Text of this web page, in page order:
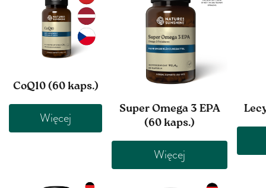
CoQ10 (60 kaps.)
Więcej
Super Omega 3 EPA
(60 kaps.)
Więcej